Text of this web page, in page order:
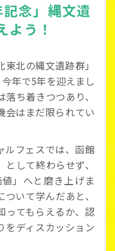
記念」縄文遺
よう！
北の縄文遺跡群」
年で5年を迎えまし
ち着きつつあり、
会はまだ限られてい
ルフェスでは、函館
して終わらせず、
」へと磨き上げま
いて学んだあと、
ってもらえるか、認
をディスカッション